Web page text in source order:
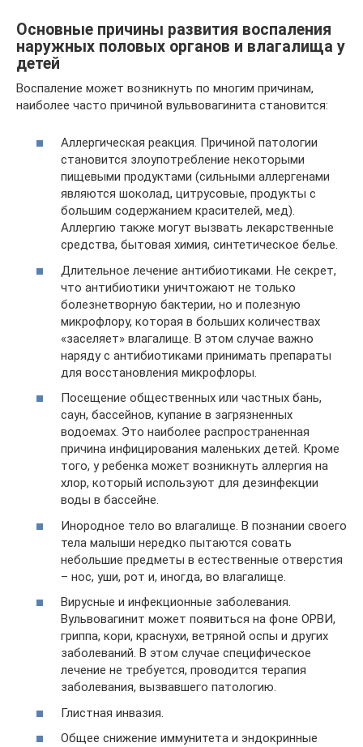
Основные причины развития воспаления
наружных половых органов и влагалища у
детей
Воспаление может возникнуть по многим причинам,
наиболее часто причиной вульвовагинита становится:
Аллергическая реакция. Причиной патологии
становится злоупотребление некоторыми
пищевыми продуктами (сильными аллергенами
являются шоколад, цитрусовые, продукты с
большим содержанием красителей, мед).
Аллергию также могут вызвать лекарственные
средства, бытовая химия, синтетическое белье.
Длительное лечение антибиотиками. Не секрет,
что антибиотики уничтожают не только
болезнетворную бактерии, но и полезную
микрофлору, которая в больших количествах
«заселяет» влагалище. В этом случае важно
наряду с антибиотиками принимать препараты
для восстановления микрофлоры.
Посещение общественных или частных бань,
саун, бассейнов, купание в загрязненных
водоемах. Это наиболее распространенная
причина инфицирования маленьких детей. Кроме
того, у ребенка может возникнуть аллергия на
хлор, который используют для дезинфекции
воды в бассейне.
Инородное тело во влагалище. В познании своего
тела малыши нередко пытаются совать
небольшие предметы в естественные отверстия
– нос, уши, рот и, иногда, во влагалище.
Вирусные и инфекционные заболевания.
Вульвовагинит может появиться на фоне ОРВИ,
гриппа, кори, краснухи, ветряной оспы и других
заболеваний. В этом случае специфическое
лечение не требуется, проводится терапия
заболевания, вызвавшего патологию.
Глистная инвазия.
Общее снижение иммунитета и эндокринные